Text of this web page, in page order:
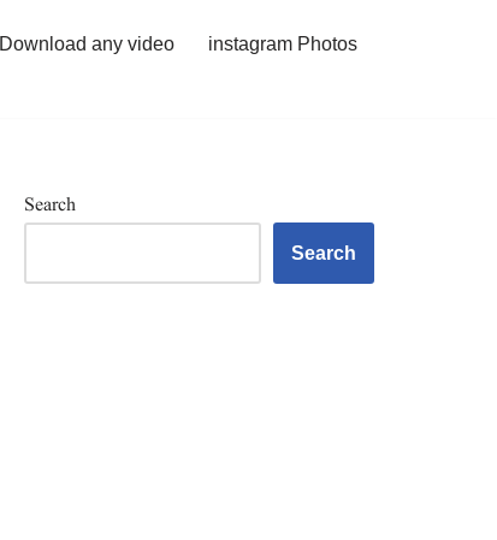
Download any video
instagram Photos
Search
Search